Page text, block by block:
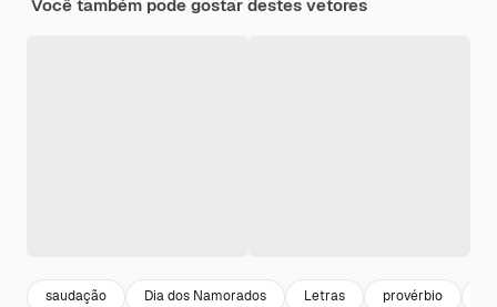
Você também pode gostar destes vetores
saudação Dia dos Namorados Letras provérbio